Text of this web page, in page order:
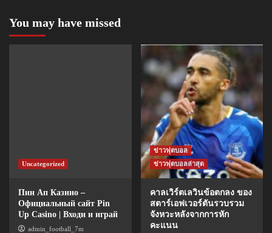
You may have missed
Uncategorized
Пин Ап Казино –
Официальный сайт Pin
Up Casino | Входи и играй
admin_football_7m
ข่าวฟุตบอล
ข่าวฟุตบอลล่าสุด
คาลเวิร์ตเลวินข้อตกลง ของ
สตาร์เอฟเวอร์ตันรวบรวม
จังหวะหลังจากการหัก
คะแนน